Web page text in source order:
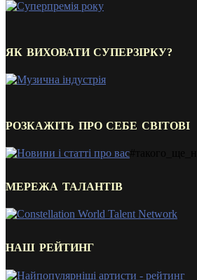
ЯК ВИХОВАТИ СУПЕРЗІРКУ?
РОЗКАЖІТЬ ПРО СЕБЕ СВІТОВІ
МЕРЕЖА ТАЛАНТІВ
НАШ РЕЙТИНГ